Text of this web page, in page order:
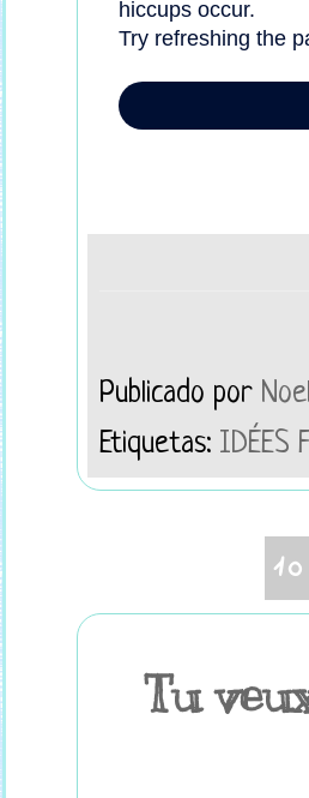
Publicado por
Etiquetas: IDÉES
Tu